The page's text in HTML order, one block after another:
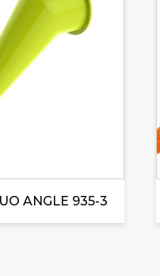
ANGLE 935-3